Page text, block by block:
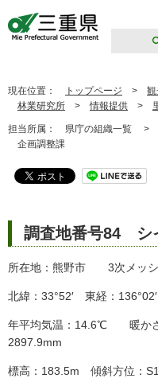
現在位置： トップページ > 観
林業研究所 > 情報提供 >
担当所属： 県庁の組織一覧 >
企画調整課
調査地番号84 シ
所在地：熊野市 3次メッシ
北緯：33°52′ 東経：136°02′
年平均気温：14.6℃ 暖か
2897.9mm
標高：183.5m 傾斜方位：